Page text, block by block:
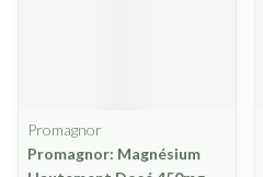
Promagnor
Promagnor: Magnésium